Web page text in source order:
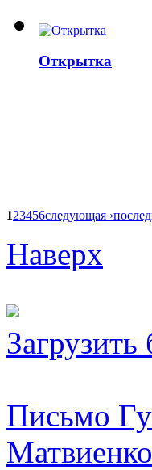
Открытка
123456следующая ›
Наверх
Письмо